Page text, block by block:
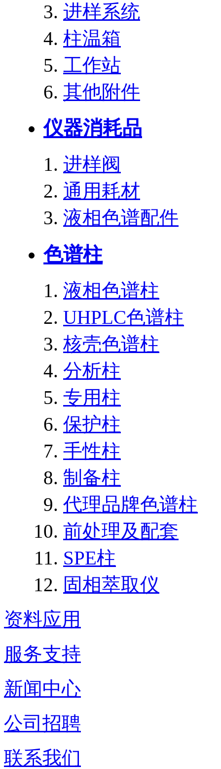
进样系统
柱温箱
工作站
其他附件
仪器消耗品
进样阀
通用耗材
液相色谱配件
色谱柱
液相色谱柱
UHPLC色谱柱
核壳色谱柱
分析柱
专用柱
保护柱
手性柱
制备柱
代理品牌色谱柱
前处理及配套
SPE柱
固相萃取仪
资料应用
服务支持
新闻中心
公司招聘
联系我们